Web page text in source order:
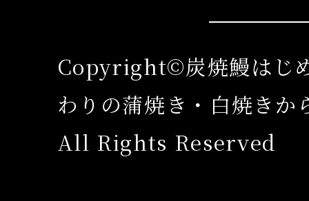
Copyright©炭焼鰻はじ
わりの蒲焼き・白焼きか
All Rights Reserved